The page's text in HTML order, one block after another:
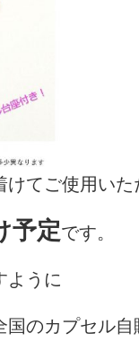
てご使用い
予定です。
ように
のカプセル